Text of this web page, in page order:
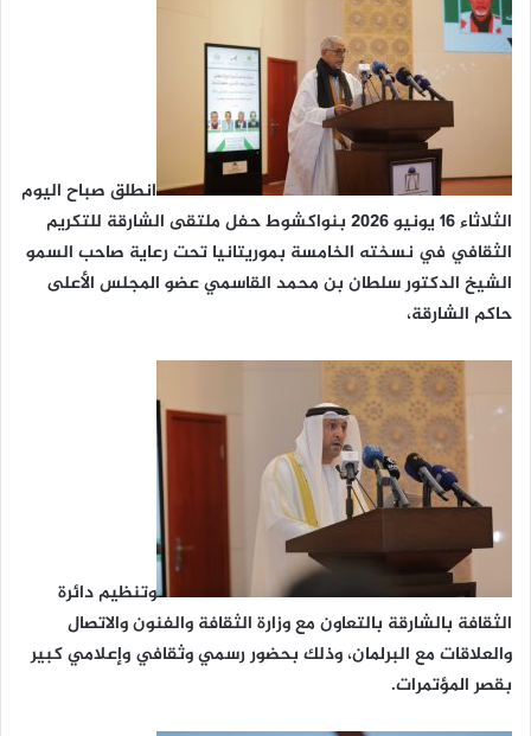
انطلق صباح اليوم
الثلاثاء 16 يونيو 2026 بنواكشوط حفل ملتقى الشارقة للتكريم
الثقافي في نسخته الخامسة بموريتانيا تحت رعاية صاحب السمو
الشيخ الدكتور سلطان بن محمد القاسمي عضو المجلس الأعلى
حاكم الشارقة،
وتنظيم دائرة
الثقافة بالشارقة بالتعاون مع وزارة الثقافة والفنون والاتصال
والعلاقات مع البرلمان، وذلك بحضور رسمي وثقافي وإعلامي كبير
بقصر المؤتمرات.